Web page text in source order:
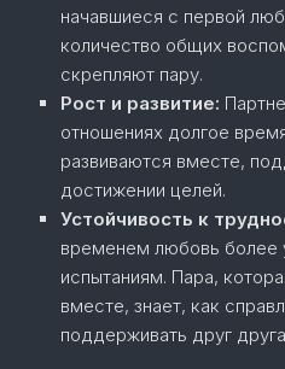
начавшиеся с первой
количество общих
скрепляют пару.
Рост и развитие:
отношениях долгое
развиваются вместе,
достижении целей.
Устойчивость к
временем любовь более
испытаниям. Пара,
вместе, знает, как
поддерживать друг